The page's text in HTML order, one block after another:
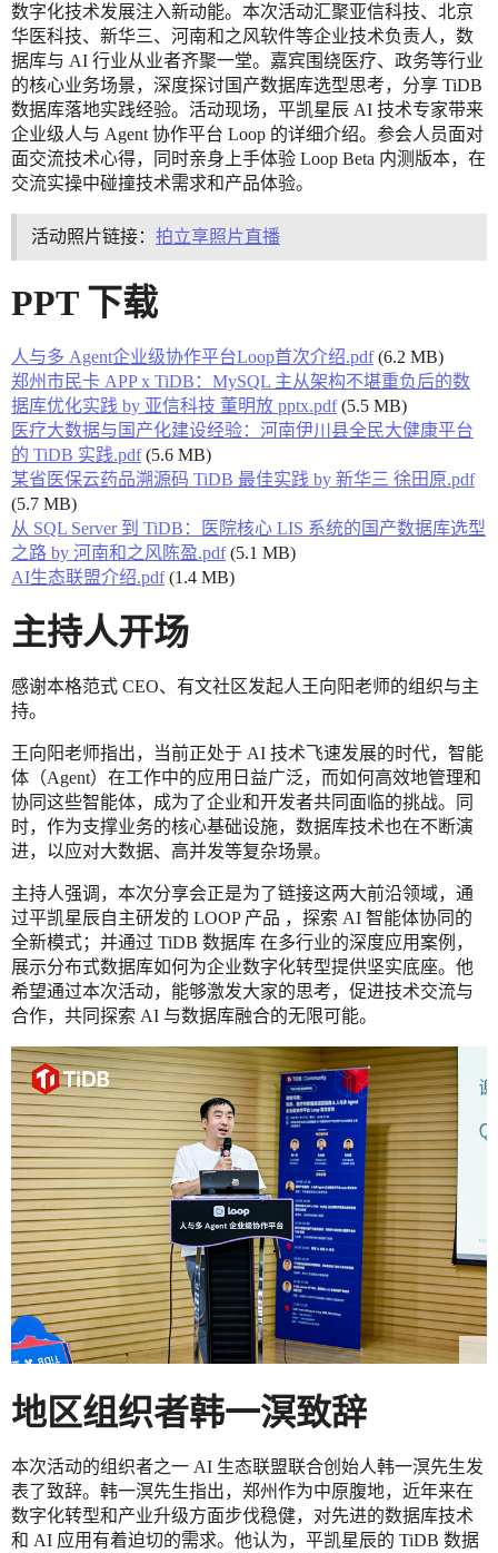
数字化技术发展注入新动能。本次活动汇聚亚信科技、北京
华医科技、新华三、河南和之风软件等企业技术负责人，数
据库与 AI 行业从业者齐聚一堂。嘉宾围绕医疗、政务等行业
的核心业务场景，深度探讨国产数据库选型思考，分享 TiDB
数据库落地实践经验。活动现场，平凯星辰 AI 技术专家带来
企业级人与 Agent 协作平台 Loop 的详细介绍。参会人员面对
面交流技术心得，同时亲身上手体验 Loop Beta 内测版本，在
交流实操中碰撞技术需求和产品体验。
活动照片链接： 拍立享照片直播
PPT 下载
人与多 Agent企业级协作平台Loop首次介绍.pdf(6.2 MB)
郑州市民卡 APP x TiDB：MySQL 主从架构不堪重负后的数
据库优化实践 by 亚信科技 董明放 pptx.pdf(5.5 MB)
医疗大数据与国产化建设经验：河南伊川县全民大健康平台
的 TiDB 实践.pdf(5.6 MB)
某省医保云药品溯源码 TiDB 最佳实践 by 新华三 徐田原.pdf
(5.7 MB)
从 SQL Server 到 TiDB：医院核心 LIS 系统的国产数据库选型
之路 by 河南和之风陈盈.pdf(5.1 MB)
AI生态联盟介绍.pdf(1.4 MB)
主持人开场
感谢本格范式 CEO、有文社区发起人王向阳老师的组织与主
持。
王向阳老师指出，当前正处于 AI 技术飞速发展的时代，智能
体（Agent）在工作中的应用日益广泛，而如何高效地管理和
协同这些智能体，成为了企业和开发者共同面临的挑战。同
时，作为支撑业务的核心基础设施，数据库技术也在不断演
进，以应对大数据、高并发等复杂场景。
主持人强调，本次分享会正是为了链接这两大前沿领域，通
过平凯星辰自主研发的 LOOP 产品 ，探索 AI 智能体协同的
全新模式；并通过 TiDB 数据库 在多行业的深度应用案例，
展示分布式数据库如何为企业数字化转型提供坚实底座。他
希望通过本次活动，能够激发大家的思考，促进技术交流与
合作，共同探索 AI 与数据库融合的无限可能。
地区组织者韩一溟致辞
本次活动的组织者之一 AI 生态联盟联合创始人韩一溟先生发
表了致辞。韩一溟先生指出，郑州作为中原腹地，近年来在
数字化转型和产业升级方面步伐稳健，对先进的数据库技术
和 AI 应用有着迫切的需求。他认为，平凯星辰的 TiDB 数据